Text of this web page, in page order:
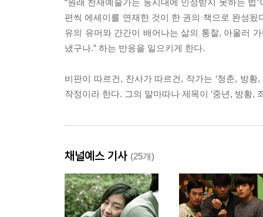
편씩 에세이를 연재한 것이 한 권의 책으로 완성
유의 유머와 간간이 배어나는 삶의 통찰, 아울러
냈구나.” 하는 반응을 일으키게 한다.
비판이 따르건, 찬사가 따르건, 작가는 ‘청춘, 방
작정이라 한다. 그의 말마따나 제목이 ‘중년, 방
채널예스 기사 (25개)